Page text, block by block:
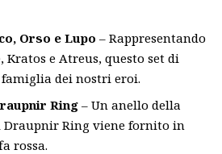
Orso e Lupo – Rappresentando
Kratos e Atreus, questo set di
dei nostri eroi.
Ring – Un anello della
Ring viene fornito in
rossa.